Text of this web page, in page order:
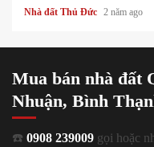
Nhà đất Thủ Đức 2 năm ago
Mua bán nhà đất
Nhuận, Bình
☎️ 0908 239009 gọi hoặc